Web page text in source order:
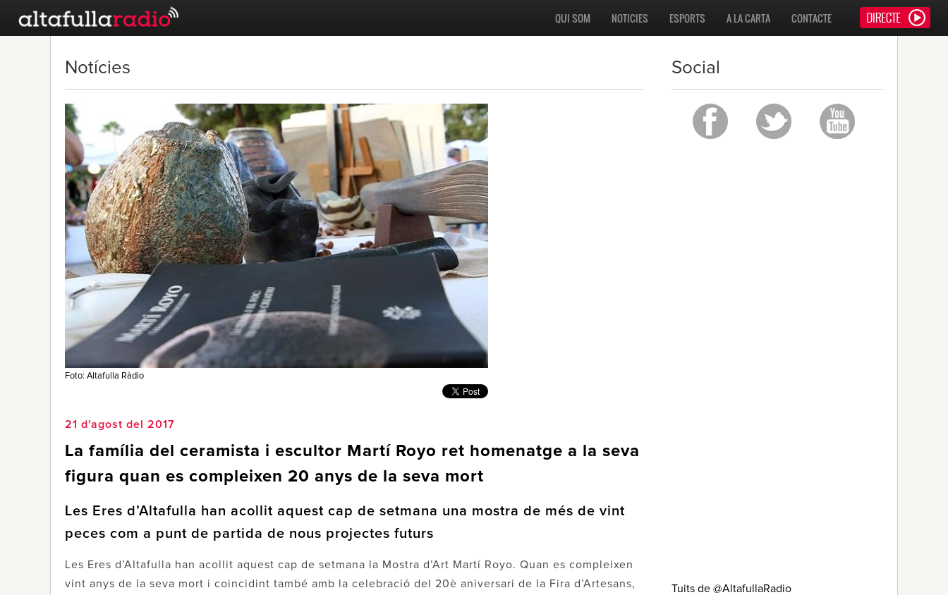
CONTACTE
A LA CARTA
ESPORTS
NOTICIES
QUI SOM
Notícies
Foto: Altafulla Ràdio
21 d'agost del 2017
La família del ceramista i escultor Martí Royo ret homenatge a la seva
figura quan es compleixen 20 anys de la seva mort
Les Eres d’Altafulla han acollit aquest cap de setmana una mostra de més de vint
peces com a punt de partida de nous projectes futurs
Les Eres d’Altafulla han acollit aquest cap de setmana la Mostra d’Art Martí Royo. Quan es compleixen
vint anys de la seva mort i coincidint també amb la celebració del 20è aniversari de la Fira d’Artesans,
Social
Tuits de @AltafullaRadio